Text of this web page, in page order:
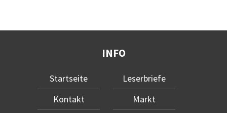
INFO
Startseite
Kontakt
Leserbriefe
Markt